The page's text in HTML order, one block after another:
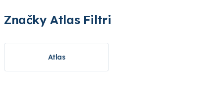
Značky Atlas Filtri
Atlas